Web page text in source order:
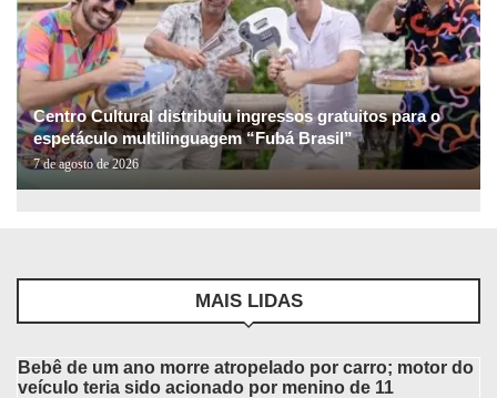
Centro Cultural distribuiu ingressos gratuitos para o
espetáculo multilinguagem “Fubá Brasil”
7 de agosto de 2026
MAIS LIDAS
Bebê de um ano morre atropelado por carro; motor do
veículo teria sido acionado por menino de 11